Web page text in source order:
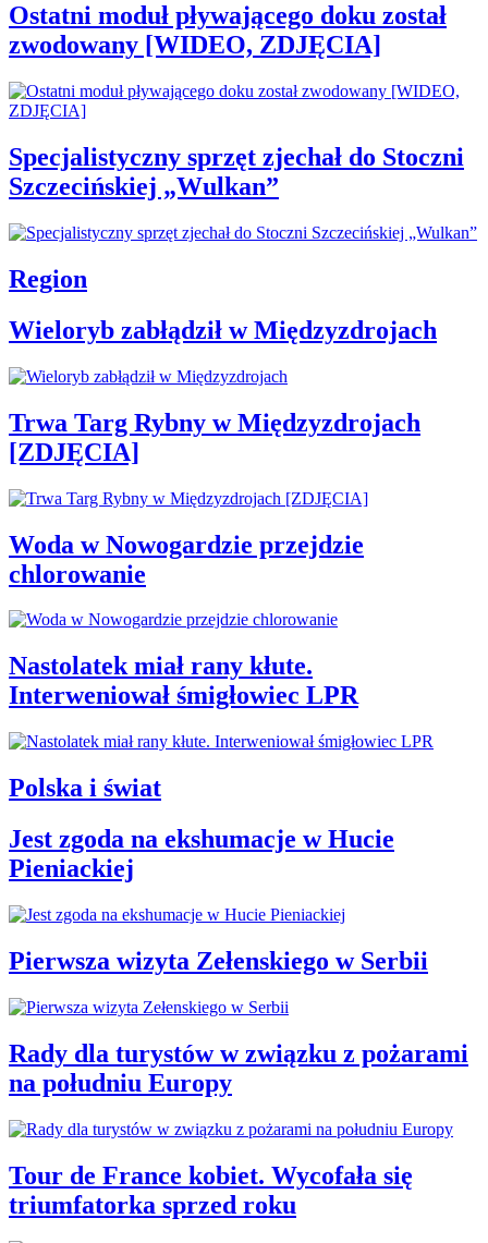
Ostatni moduł pływającego doku został
zwodowany [WIDEO, ZDJĘCIA]
Specjalistyczny sprzęt zjechał do Stoczni
Szczecińskiej „Wulkan”
Region
Wieloryb zabłądził w Międzyzdrojach
Trwa Targ Rybny w Międzyzdrojach
[ZDJĘCIA]
Woda w Nowogardzie przejdzie
chlorowanie
Nastolatek miał rany kłute.
Interweniował śmigłowiec LPR
Polska i świat
Jest zgoda na ekshumacje w Hucie
Pieniackiej
Pierwsza wizyta Zełenskiego w Serbii
Rady dla turystów w związku z pożarami
na południu Europy
Tour de France kobiet. Wycofała się
triumfatorka sprzed roku